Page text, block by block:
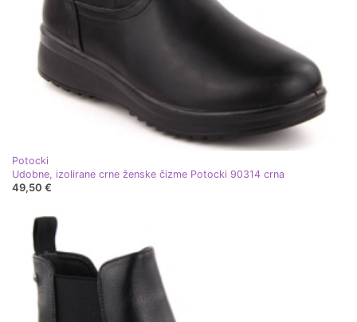
Potocki
Udobne, izolirane crne ženske čizme Potocki 90314 crna
49,50 €